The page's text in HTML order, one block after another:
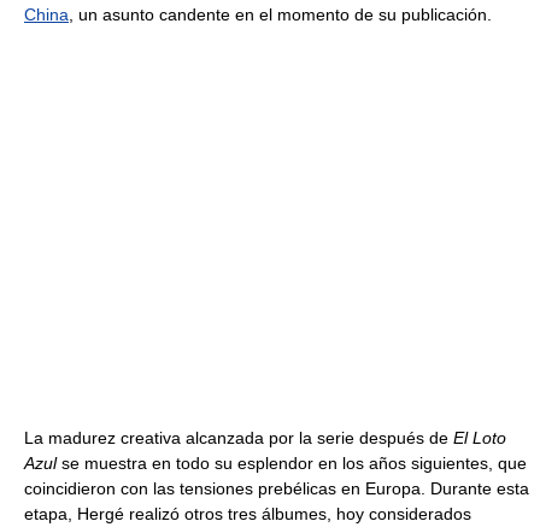
China , un asunto candente en el momento de su publicación.
La madurez creativa alcanzada por la serie después de El Loto
Azulse muestra en todo su esplendor en los años siguientes, que
coincidieron con las tensiones prebélicas en Europa. Durante esta
etapa, Hergé realizó otros tres álbumes, hoy considerados